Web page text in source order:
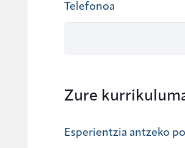
Telefonoa
Zure
Esperientzia antzeko